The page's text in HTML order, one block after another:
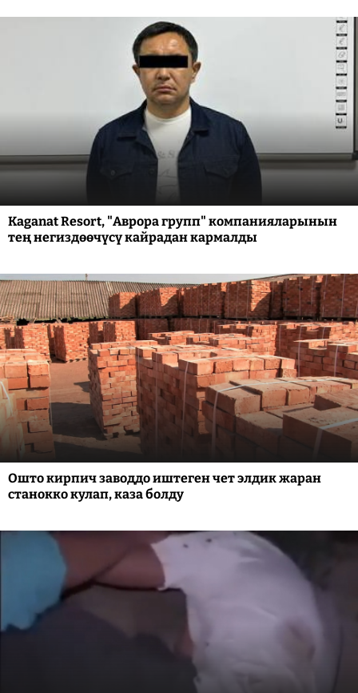
Kaganat Resort, "Аврора групп" компанияларынын
тең негиздөөчүсү кайрадан кармалды
Ошто кирпич заводдо иштеген чет элдик жаран
станокко кулап, каза болду